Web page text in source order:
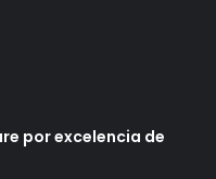
por excelencia de